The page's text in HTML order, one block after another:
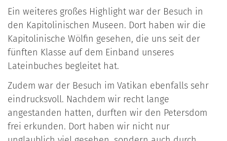
Ein weiteres großes Highlight war der Besuch in
den Kapitolinischen Museen. Dort haben wir die
Kapitolinische Wölfin gesehen, die uns seit der
fünften Klasse auf dem Einband unseres
Lateinbuches begleitet hat.
Zudem war der Besuch im Vatikan ebenfalls sehr
eindrucksvoll. Nachdem wir recht lange
angestanden hatten, durften wir den Petersdom
frei erkunden. Dort haben wir nicht nur